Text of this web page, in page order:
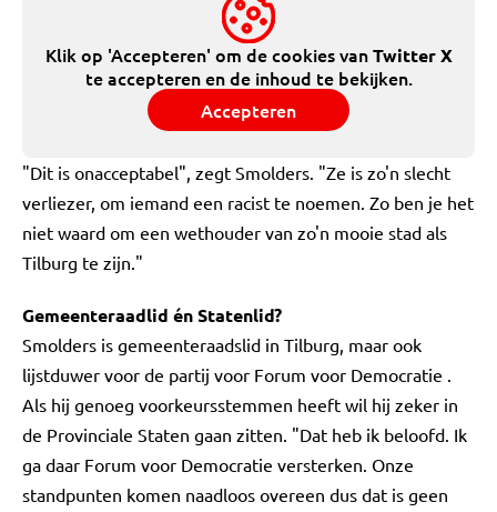
Klik op 'Accepteren' om de cookies vanTwitter X
te accepteren en de inhoud te bekijken.
Accepteren
"Dit is onacceptabel", zegt Smolders. "Ze is zo'n slecht
verliezer, om iemand een racist te noemen. Zo ben je het
niet waard om een wethouder van zo'n mooie stad als
Tilburg te zijn."
Gemeenteraadlid én Statenlid?
Smolders is gemeenteraadslid in Tilburg, maar ook
lijstduwer voor de partij voor Forum voor Democratie .
Als hij genoeg voorkeursstemmen heeft wil hij zeker in
de Provinciale Staten gaan zitten. "Dat heb ik beloofd. Ik
ga daar Forum voor Democratie versterken. Onze
standpunten komen naadloos overeen dus dat is geen